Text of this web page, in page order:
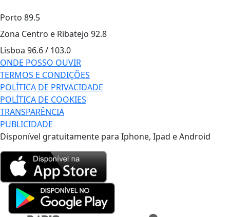
Porto 89.5
Zona Centro e Ribatejo 92.8
Lisboa 96.6 / 103.0
ONDE POSSO OUVIR
TERMOS E CONDIÇÕES
POLÍTICA DE PRIVACIDADE
POLÍTICA DE COOKIES
TRANSPARÊNCIA
PUBLICIDADE
Disponível gratuitamente para Iphone, Ipad e Android